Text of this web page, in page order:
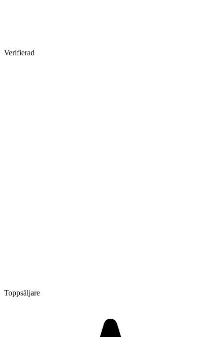
Verifierad
Toppsäljare